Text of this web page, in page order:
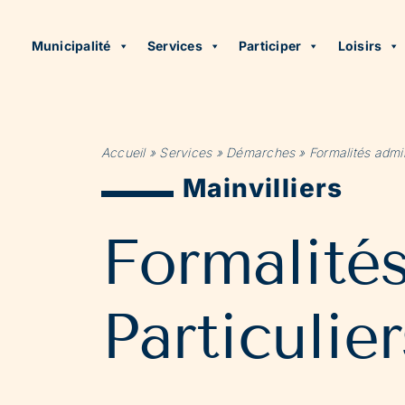
Municipalité Services Participer Loisirs
Accueil» Services» Démarches» Formalités
Mainvilliers